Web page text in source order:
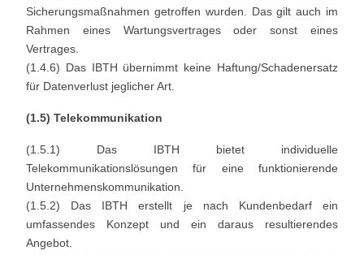
Sicherungsmaßnahmen getroffen wurden. Das gilt auch im
Rahmen eines Wartungsvertrages oder sonst eines
Vertrages.
(1.4.6) Das IBTH übernimmt keine Haftung/Schadenersatz
für Datenverlust jeglicher Art.
(1.5) Telekommunikation
(1.5.1) Das IBTH bietet individuelle
Telekommunikationslösungen für eine funktionierende
Unternehmenskommunikation.
(1.5.2) Das IBTH erstellt je nach Kundenbedarf ein
umfassendes Konzept und ein daraus resultierendes
Angebot.